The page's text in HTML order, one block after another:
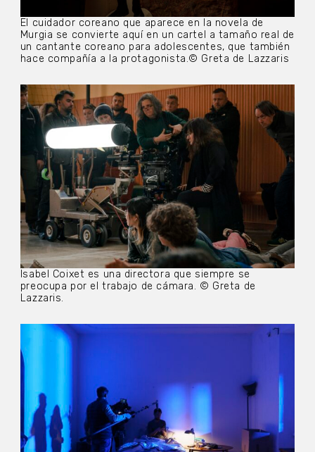
El cuidador coreano que aparece en la novela de
Murgia se convierte aquí en un cartel a tamaño real de
un cantante coreano para adolescentes, que también
hace compañía a la protagonista.© Greta de Lazzaris
Isabel Coixet es una directora que siempre se
preocupa por el trabajo de cámara. © Greta de
Lazzaris.